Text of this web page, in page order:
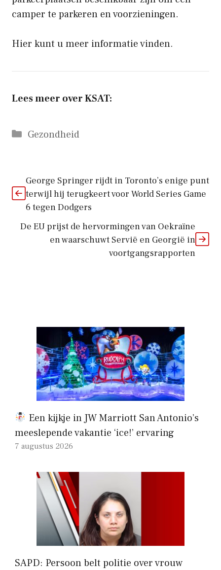
camper te parkeren en voorzieningen.
Hier kunt u meer informatie vinden.
Lees meer over KSAT:
Categorieën
Gezondheid
George Springer rijdt in Toronto’s enige punt
terwijl hij terugkeert voor World Series Game
6 tegen Dodgers
De EU prijst de hervormingen van Oekraïne
en waarschuwt Servië en Georgië in
voortgangsrapporten
Een kijkje in JW Marriott San Antonio’s
meeslepende vakantie ‘ice!’ ervaring
7 augustus 2026
SAPD: Persoon belt politie over vrouw